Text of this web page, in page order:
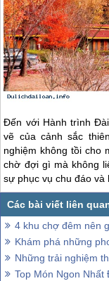
Đến với Hành trình
vẽ của cảnh sắc
nghiệm không tồi cho
chờ đợi gì mà không
sự phục vụ chu đáo và
4 khu chợ đêm nên ghé
Khám phá những phong
Những trải nghiệm thú vị Lữ
Top Món Ngon